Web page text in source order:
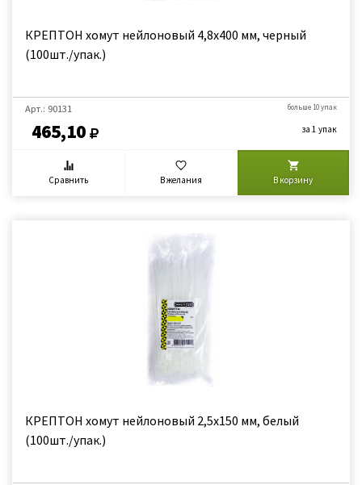
КРЕПТОН хомут нейлоновый 4,8х400 мм, черный
(100шт./упак.)
Арт.: 90131
465,10
больше 10 упак
за 1 упак
Сравнить В желания В корзину
КРЕПТОН хомут нейлоновый 2,5х150 мм, белый
(100шт./упак.)